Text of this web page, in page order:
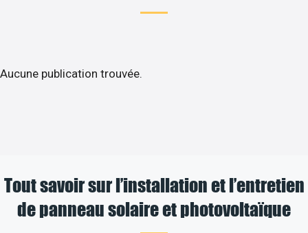
Aucune publication trouvée.
Tout savoir sur l’installation et l’entretien
de panneau solaire et photovoltaïque